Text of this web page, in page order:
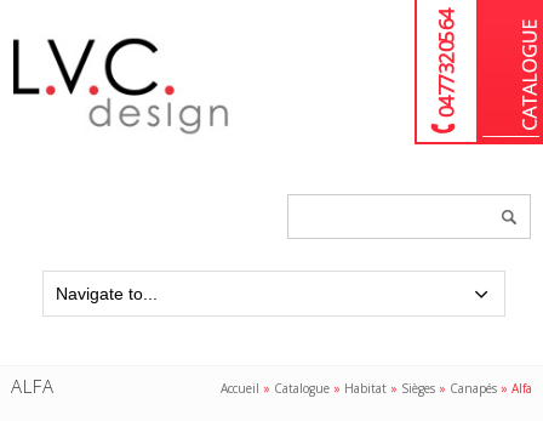
04 77 32 05 64
ALFA Accueil » Catalogue » Habitat » Sièges » Canapés »Alfa